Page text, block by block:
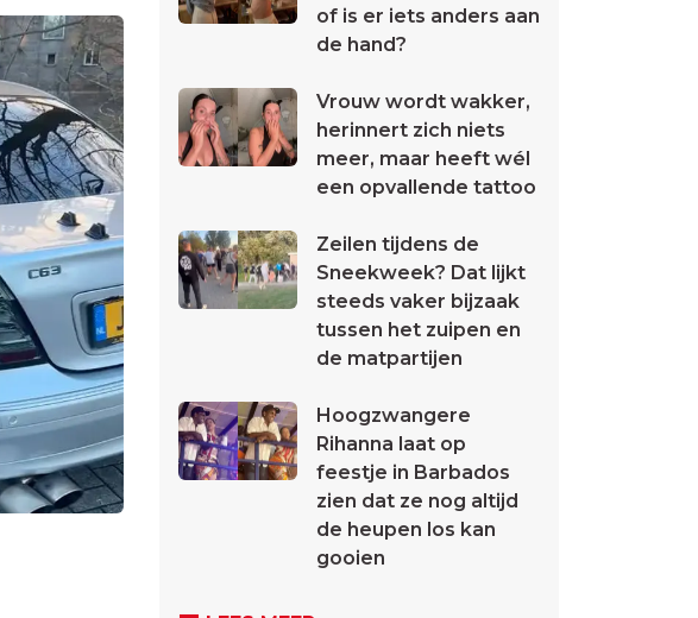
of is er iets anders aan
de hand?
Vrouw wordt wakker,
herinnert zich niets
meer, maar heeft wél
een opvallende tattoo
Zeilen tijdens de
Sneekweek? Dat lijkt
steeds vaker bijzaak
tussen het zuipen en
de matpartijen
Hoogzwangere
Rihanna laat op
feestje in Barbados
zien dat ze nog altijd
de heupen los kan
gooien